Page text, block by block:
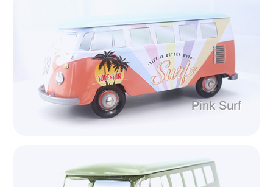
Pink Surf